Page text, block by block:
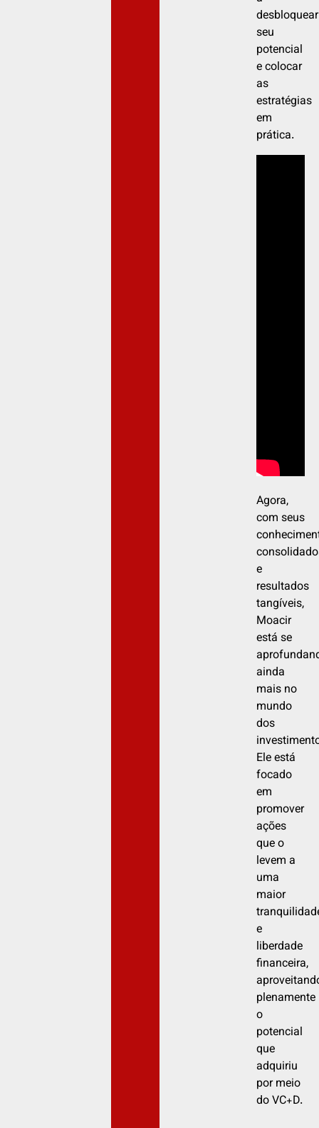
desbloquear
seu
potencial
e colocar
as
estratégias
em
prática.
Agora,
com seus
e
resultados
tangíveis,
Moacir
está se
ainda
mais no
mundo
dos
Ele está
focado
em
promover
ações
que o
levem a
uma
maior
e
liberdade
financeira,
plenamente
o
potencial
que
adquiriu
por meio
do VC+D.